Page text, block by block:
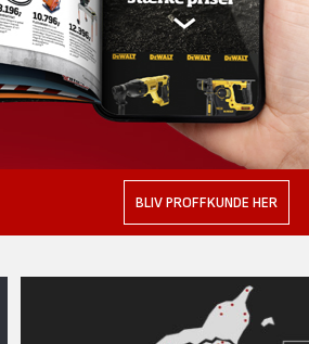
BLIV PROFFKUNDE HER